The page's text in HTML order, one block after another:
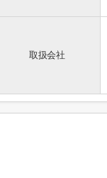
取扱会社